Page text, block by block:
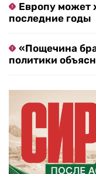
Европу может
последние годы
«Пощечина
политики